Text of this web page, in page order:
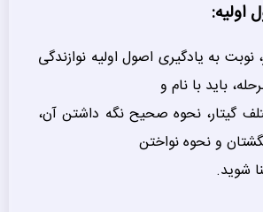
نوبت به یادگیری اصول اولیه نوازندگی
باید با نام و
گیتار، نحوه صحیح نگه داشتن آن،
و نحوه نواختن
شوید.